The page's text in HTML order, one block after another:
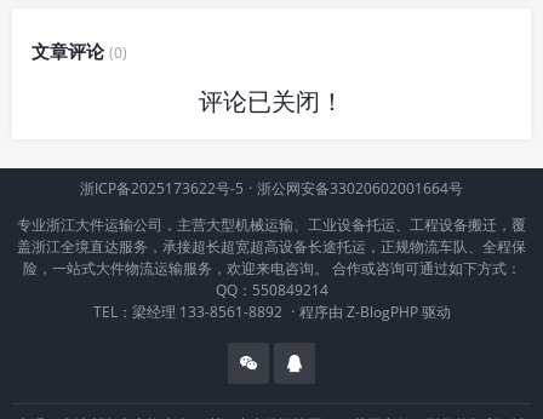
文章评论(0)
评论已关闭！
浙ICP备2025173622号-5 · 浙公网安备33020602001664号
专业浙江大件运输公司，主营大型机械运输、工业设备托运、工程设备搬迁，覆
盖浙江全境直达服务，承接超长超宽超高设备长途托运，正规物流车队、全程保
险，一站式大件物流运输服务，欢迎来电咨询。 合作或咨询可通过如下方式：
QQ：550849214
TEL：梁经理 133-8561-8892 · 程序由 Z-BlogPHP驱动